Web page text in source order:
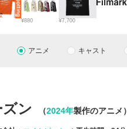
¥880 ¥7,700
アニメ キャスト
ン （2024年製作のアニメ）